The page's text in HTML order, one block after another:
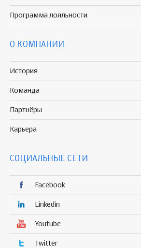
Программа лояльности
О КОМПАНИИ
История
Команда
Партнёры
Карьера
СОЦИАЛЬНЫЕ СЕТИ
Facebook
Linkedin
Youtube
Twitter